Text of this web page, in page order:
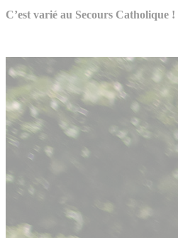
C’est varié au Secours Catholique